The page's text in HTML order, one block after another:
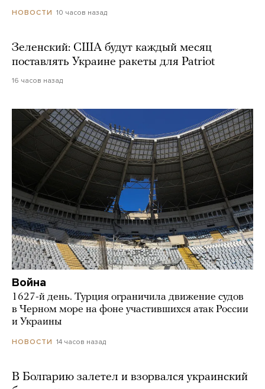
НОВОСТИ 10 часов назад
Зеленский: США будут каждый месяц
поставлять Украине ракеты для Patriot
16 часов назад
Война
1627-й день. Турция ограничила движение судов
в Черном море на фоне участившихся атак России
и Украины
НОВОСТИ 14 часов назад
В Болгарию залетел и взорвался украинский